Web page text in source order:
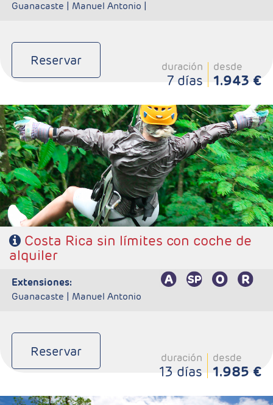
Guanacaste | Manuel Antonio |
Reservar duración
7 días
desde
1.943 €
- Salidas: Diarias
- Ruta: 1 noche San José, 2 noches Puerto Viejo, 2 noches
Arenal, 2 noches Tortuguero, 2 noches Rincón de la Vieja y 2
noches Monteverde.
- Categoría hotelera: Standard, Primera o Semilujo
- Régimen: 11 desayunos, 3 almuerzos y 2 cenas
Costa Rica sin límites con coche de
alquiler
extensiones:
Guanacaste | Manuel Antonio
Reservar duración
13 días
desde
1.985 €